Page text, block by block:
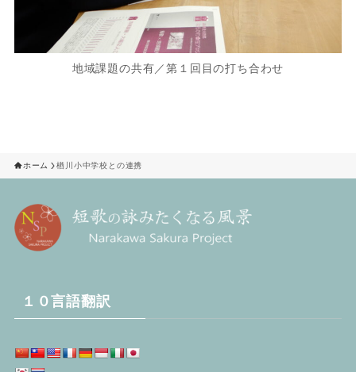
地域課題の共有／第１回目の打ち合わせ
ホーム 楢川小中学校との連携
１０言語翻訳